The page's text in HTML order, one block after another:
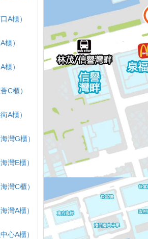
A櫃）
櫃）
櫃）
C櫃）
A櫃）
灣G櫃）
灣E櫃）
灣C櫃）
灣A櫃）
心A櫃）